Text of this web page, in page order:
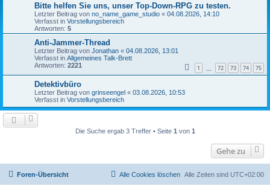
Bitte helfen Sie uns, unser Top-Down-RPG zu testen.
Letzter Beitrag von no_name_game_studio « 04.08.2026, 14:10
Verfasst in Vorstellungsbereich
Antworten: 5
Anti-Jammer-Thread
Letzter Beitrag von Jonathan « 04.08.2026, 13:01
Verfasst in Allgemeines Talk-Brett
Antworten: 2221 1 72 73 74 75
Detektivbüro
Letzter Beitrag von grinseengel « 03.08.2026, 10:53
Verfasst in Vorstellungsbereich
Die Suche ergab 3 Treffer • Seite 1 von 1
Gehe zu
Foren-Übersicht Alle Zeiten sind UTC+02:00
Alle Cookies löschen